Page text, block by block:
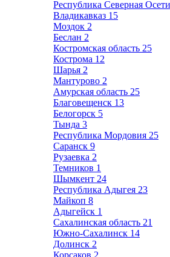
Республика Северная
Владикавказ 15
Моздок 2
Беслан 2
Костромская область 25
Кострома 12
Шарья 2
Мантурово 2
Амурская область 25
Благовещенск 13
Белогорск 5
Тында 3
Республика Мордовия 25
Саранск 9
Рузаевка 2
Темников 1
Шымкент 24
Республика Адыгея 23
Майкоп 8
Адыгейск 1
Сахалинская область 21
Южно-Сахалинск 14
Долинск 2
Корсаков 2